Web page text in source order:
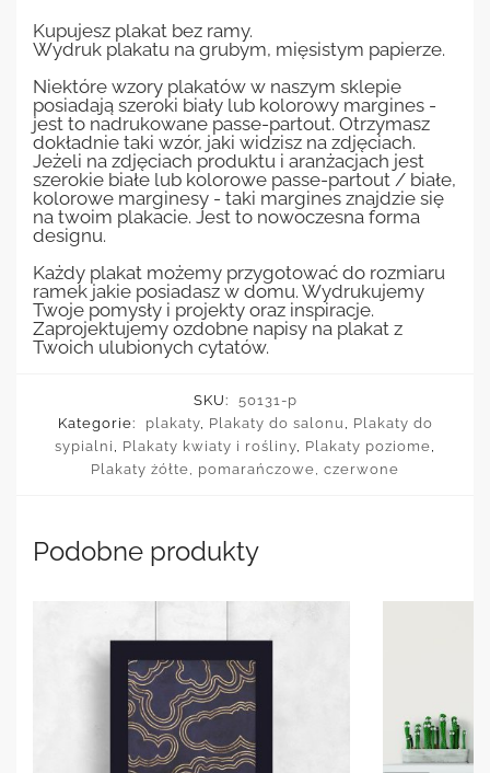
Kupujesz plakat bez ramy.
Wydruk plakatu na grubym, mięsistym papierze.
Niektóre wzory plakatów w naszym sklepie
posiadają szeroki biały lub kolorowy margines -
jest to nadrukowane passe-partout. Otrzymasz
dokładnie taki wzór, jaki widzisz na zdjęciach.
Jeżeli na zdjęciach produktu i aranżacjach jest
szerokie białe lub kolorowe passe-partout / białe,
kolorowe marginesy - taki margines znajdzie się
na twoim plakacie. Jest to nowoczesna forma
designu.
Każdy plakat możemy przygotować do rozmiaru
ramek jakie posiadasz w domu. Wydrukujemy
Twoje pomysły i projekty oraz inspiracje.
Zaprojektujemy ozdobne napisy na plakat z
Twoich ulubionych cytatów.
SKU:
50131-p
Kategorie:
plakaty, Plakaty do salonu , Plakaty do
sypialni , Plakaty kwiaty i rośliny, Plakaty poziome,
Plakaty żółte, pomarańczowe, czerwone
Podobne produkty